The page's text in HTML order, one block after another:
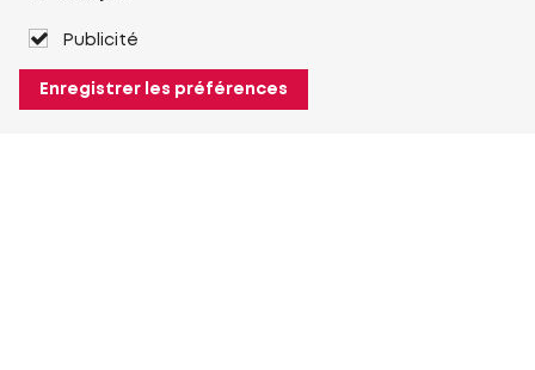
Publicité
Enregistrer les préférences